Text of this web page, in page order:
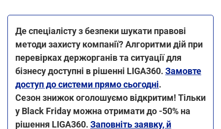
Де спеціалісту з безпеки шукати правові
методи захисту компанії? Алгоритми дій при
перевірках держорганів та ситуації для
бізнесу доступні в рішенні LIGA360. Замовте
доступ до системи прямо сьогодні.
Сезон знижок оголошуємо відкритим! Тільки
у Black Friday можна отримати до -50% на
рішення LIGA360. Заповніть заявку, й